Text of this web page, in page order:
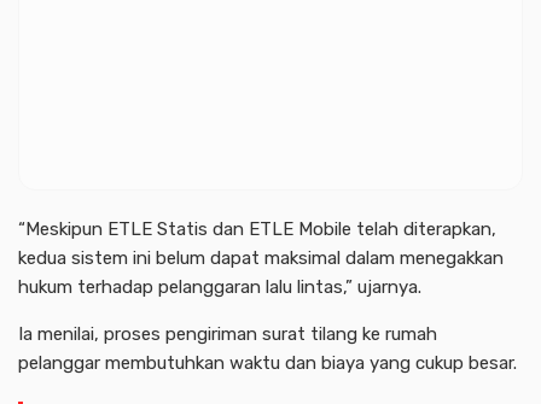
“Meskipun ETLE Statis dan ETLE Mobile telah diterapkan,
kedua sistem ini belum dapat maksimal dalam menegakkan
hukum terhadap pelanggaran lalu lintas,” ujarnya.
Ia menilai, proses pengiriman surat tilang ke rumah
pelanggar membutuhkan waktu dan biaya yang cukup besar.